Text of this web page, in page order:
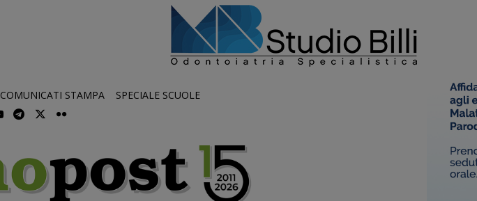
COMUNICATI STAMPA SPECIALE SCUOLE